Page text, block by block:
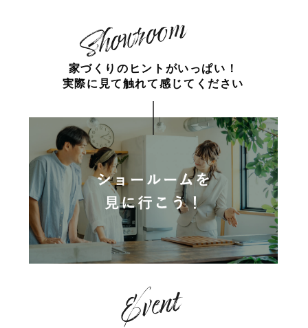
家づくりのヒントがいっぱい！
実際に見て触れて感じてください